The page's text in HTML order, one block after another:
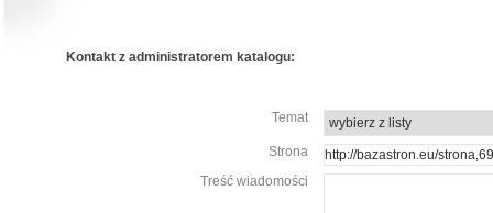
Kontakt z administratorem katalogu:
Temat
Strona
Treść wiadomości